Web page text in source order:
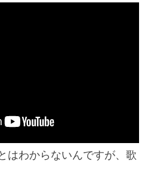
はわからないんですが、歌